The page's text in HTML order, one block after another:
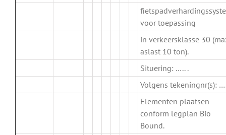
voor toepassing
in verkeersklasse 30
aslast 10 ton).
Situering: ….. .
Volgens tekeningnr(s):
Elementen plaatsen
conform legplan Bio
Bound.